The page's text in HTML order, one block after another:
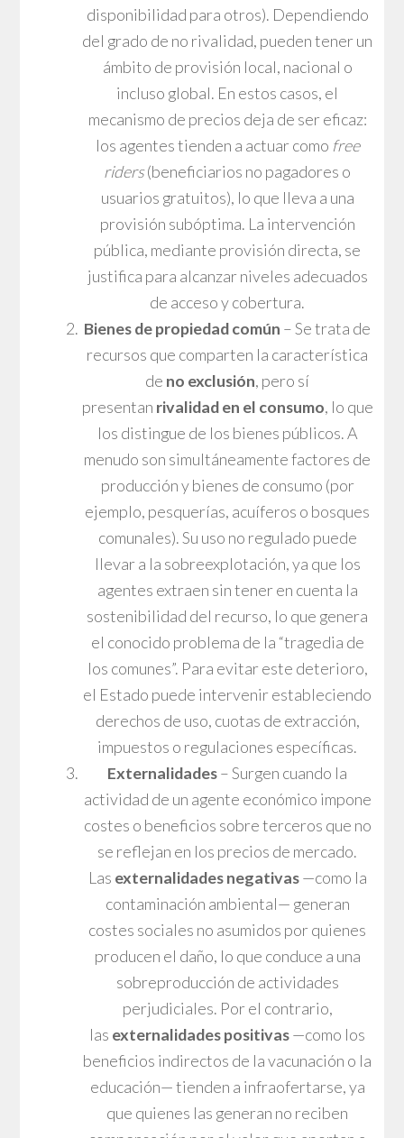
disponibilidad para otros). Dependiendo
del grado de no rivalidad, pueden tener un
ámbito de provisión local, nacional o
incluso global. En estos casos, el
mecanismo de precios deja de ser eficaz:
los agentes tienden a actuar como free
riders(beneficiarios no pagadores o
usuarios gratuitos), lo que lleva a una
provisión subóptima. La intervención
pública, mediante provisión directa, se
justifica para alcanzar niveles adecuados
de acceso y cobertura.
Bienes de propiedad común – Se trata de
recursos que comparten la característica
de no exclusión, pero sí
presentan rivalidad en el consumo, lo que
los distingue de los bienes públicos. A
menudo son simultáneamente factores de
producción y bienes de consumo (por
ejemplo, pesquerías, acuíferos o bosques
comunales). Su uso no regulado puede
llevar a la sobreexplotación, ya que los
agentes extraen sin tener en cuenta la
sostenibilidad del recurso, lo que genera
el conocido problema de la “tragedia de
los comunes”. Para evitar este deterioro,
el Estado puede intervenir estableciendo
derechos de uso, cuotas de extracción,
impuestos o regulaciones específicas.
Externalidades– Surgen cuando la
actividad de un agente económico impone
costes o beneficios sobre terceros que no
se reflejan en los precios de mercado.
Las externalidades negativas—como la
contaminación ambiental— generan
costes sociales no asumidos por quienes
producen el daño, lo que conduce a una
sobreproducción de actividades
perjudiciales. Por el contrario,
las externalidades positivas—como los
beneficios indirectos de la vacunación o la
educación— tienden a infraofertarse, ya
que quienes las generan no reciben